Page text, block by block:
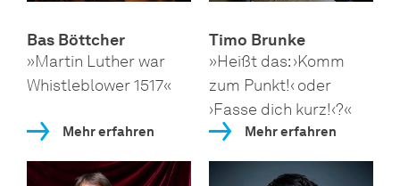
Bas Böttcher
»Martin Luther war
Whistleblower 1517«
Mehr erfahren
Timo Brunke
»Heißt das: ›Komm
zum Punkt!‹ oder
›Fasse dich kurz!‹?«
Mehr erfahren